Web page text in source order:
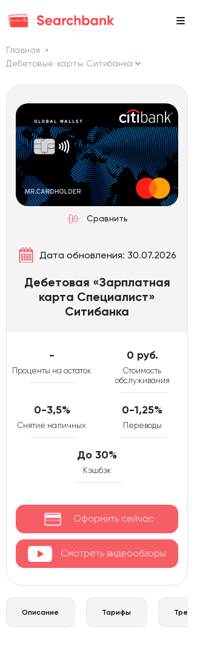
Главная
Дебетовые карты Ситибанка
Сравнить
Дата обновления: 30.07.2026
Дебетовая «Зарплатная
карта Специалист»
Ситибанка
-
Проценты на остаток
0 руб.
Стоимость
обслуживания
0-3,5%
Снятие наличных
0-1,25%
Переводы
До 30%
Кэшбэк
Оформить сейчас
Смотреть видеообзоры
Описание Тарифы